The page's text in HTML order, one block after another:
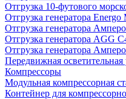
Отгрузка 10-футового
Отгрузка генератора
Отгрузка генератора
Отгрузка генератора AGG
Отгрузка генератора
Передвижная
Компрессоры
Модульная компрессорная
Контейнер для